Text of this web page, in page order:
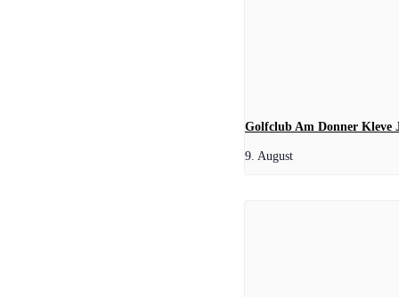
Golfclub Am Donner Kleve
9. August